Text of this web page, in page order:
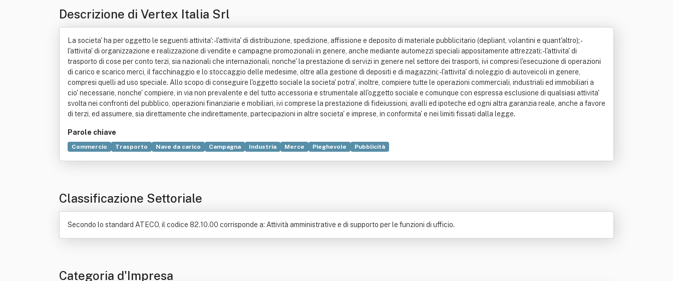
Descrizione di Vertex Italia Srl
La societa' ha per oggetto le seguenti attivita': - l'attivita' di distribuzione, spedizione, affissione e deposito di materiale pubblicitario (depliant, volantini e quant'altro); -
l'attivita' di organizzazione e realizzazione di vendite e campagne promozionali in genere, anche mediante automezzi speciali appositamente attrezzati; - l'attivita' di
trasporto di cose per conto terzi, sia nazionali che internazionali, nonche' la prestazione di servizi in genere nel settore dei trasporti, ivi compresi l'esecuzione di operazioni
di carico e scarico merci, il facchinaggio e lo stoccaggio delle medesime, oltre alla gestione di depositi e di magazzini; - l'attivita' di noleggio di autoveicoli in genere,
compresi quelli ad uso speciale. Allo scopo di conseguire l'oggetto sociale la societa' potra', inoltre, compiere tutte le operazioni commerciali, industriali ed immobiliari a
cio' necessarie, nonche' compiere, in via non prevalente e del tutto accessoria e strumentale all'oggetto sociale e comunque con espressa esclusione di qualsiasi attivita'
svolta nei confronti del pubblico, operazioni finanziarie e mobiliari, ivi comprese la prestazione di fideiussioni, avalli ed ipoteche ed ogni altra garanzia reale, anche a favore
di terzi, ed assumere, sia direttamente che indirettamente, partecipazioni in altre societa' e imprese, in conformita' e nei limiti fissati dalla legge.
Parole chiave
Commercio Trasporto Nave da carico Campagna Industria Merce Pieghevole Pubblicità
Classificazione Settoriale
Secondo lo standard ATECO, il codice 82.10.00 corrisponde a: Attività amministrative e di supporto per le funzioni di ufficio.
Categoria d'Impresa